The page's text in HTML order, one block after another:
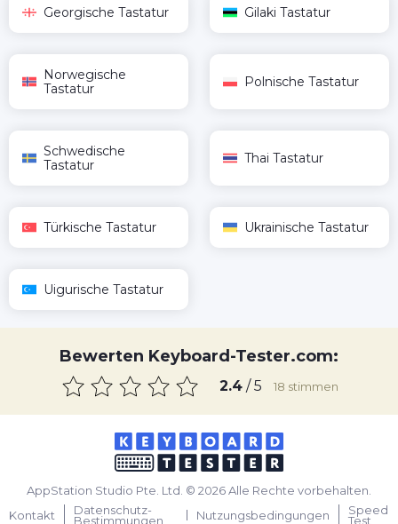
Georgische Tastatur Gilaki Tastatur
Norwegische
Tastatur
Polnische Tastatur
Schwedische
Tastatur
Thai Tastatur
Türkische Tastatur Ukrainische Tastatur
Uigurische Tastatur
Bewerten Keyboard-Tester.com:
2.4 / 5 18 stimmen
AppStation Studio Pte. Ltd. © 2026 Alle Rechte vorbehalten.
Kontakt
Datenschutz-
Bestimmungen Nutzungsbedingungen Speed
Test